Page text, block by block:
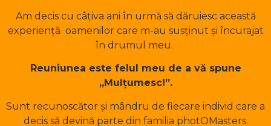
Am decis cu câțiva ani în urmă să dăruiesc această
experiență oamenilor care m-au susținut și încurajat
în drumul meu.
Reuniunea este felul meu de a vă spune
„Mulțumesc!”.
Sunt recunoscător și mândru de fiecare individ care a
decis să devină parte din familia photOMasters.